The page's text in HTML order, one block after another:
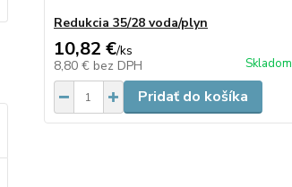
Redukcia 35/28 voda/plyn
10,82 €/ks
8,80 € bez DPH Skladom
Pridať do košíka